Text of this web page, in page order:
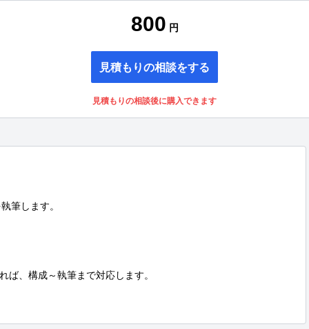
800 円
見積もりの相談をする
見積もりの相談後に購入できます
筆します。
ば、構成～執筆まで対応します。